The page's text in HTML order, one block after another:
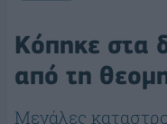
Κόπηκε στα
από τη
Μεγάλες